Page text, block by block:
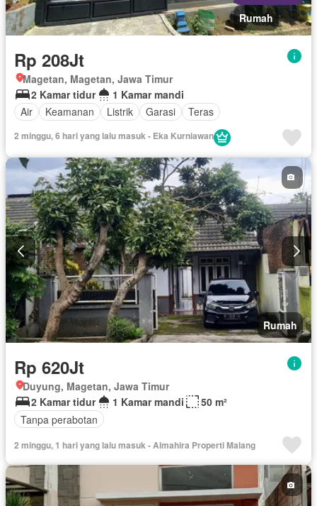
Rumah
Rp 208Jt
Magetan, Magetan, Jawa Timur
2 Kamar tidur
1 Kamar mandi
Air
Keamanan Listrik Garasi Teras
2 minggu, 6 hari yang lalu masuk - Eka Kurniawan
Rumah
Rp 620Jt
Duyung, Magetan, Jawa Timur
2 Kamar tidur
1 Kamar mandi
50 m²
Tanpa perabotan
2 minggu, 1 hari yang lalu masuk - Almahira Properti Malang